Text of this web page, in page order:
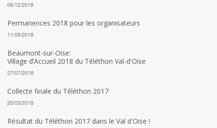
06/12/2018
Permanences 2018 pour les organisateurs
11/09/2018
Beaumont-sur-Oise:
Village d’Accueil 2018 du Téléthon Val-d'Oise
27/07/2018
Collecte finale du Téléthon 2017
20/03/2018
Résultat du Téléthon 2017 dans le Val d'Oise !